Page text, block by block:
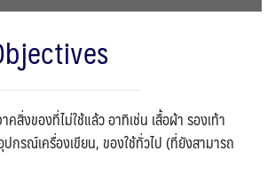
สิ่งของที่ไม่ใช้แล้ว อาทิเช่น เสื้อผ้า รองเท้า
ปกรณ์เครื่องเขียน, ของใช้ทั่วไป (ที่ยังสามารถ